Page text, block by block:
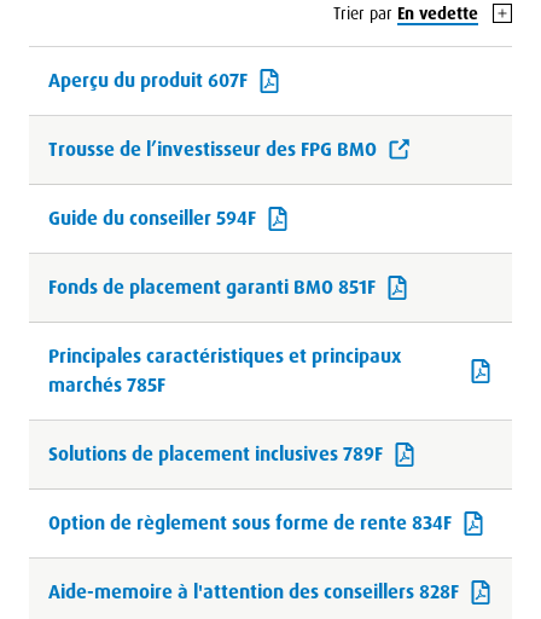
Trier par En vedette
Aperçu du produit 607F
Trousse de l’investisseur des FPG BMO
Guide du conseiller 594F
Fonds de placement garanti BMO 851F
Principales caractéristiques et principaux
marchés 785F
Solutions de placement inclusives 789F
Option de règlement sous forme de rente 834F
Aide-memoire à l'attention des conseillers 828F